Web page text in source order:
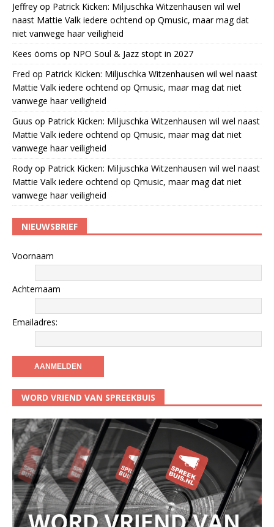
Jeffrey op Patrick Kicken: Miljuschka Witzenhausen wil wel
naast Mattie Valk iedere ochtend op Qmusic, maar mag dat
niet vanwege haar veiligheid
Kees öoms op NPO Soul & Jazz stopt in 2027
Fred op Patrick Kicken: Miljuschka Witzenhausen wil wel naast
Mattie Valk iedere ochtend op Qmusic, maar mag dat niet
vanwege haar veiligheid
Guus op Patrick Kicken: Miljuschka Witzenhausen wil wel naast
Mattie Valk iedere ochtend op Qmusic, maar mag dat niet
vanwege haar veiligheid
Rody op Patrick Kicken: Miljuschka Witzenhausen wil wel naast
Mattie Valk iedere ochtend op Qmusic, maar mag dat niet
vanwege haar veiligheid
NIEUWSBRIEF
Voornaam
Achternaam
Emailadres:
WORD VRIEND VAN SPREEKBUIS